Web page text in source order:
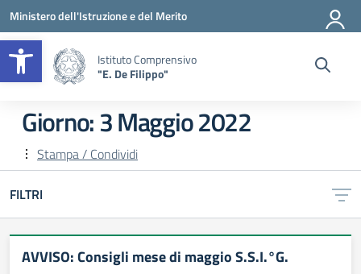
Apri la barra degli strumenti
Vai ai contenuti
Vai al menu di navigazione
Vai al footer
Ministero dell'Istruzione e del Merito
Istituto Comprensivo
"E. De Filippo"
Giorno:3 Maggio 2022
Stampa / Condividi
FILTRI
AVVISO: Consigli mese di maggio S.S.I.°G.